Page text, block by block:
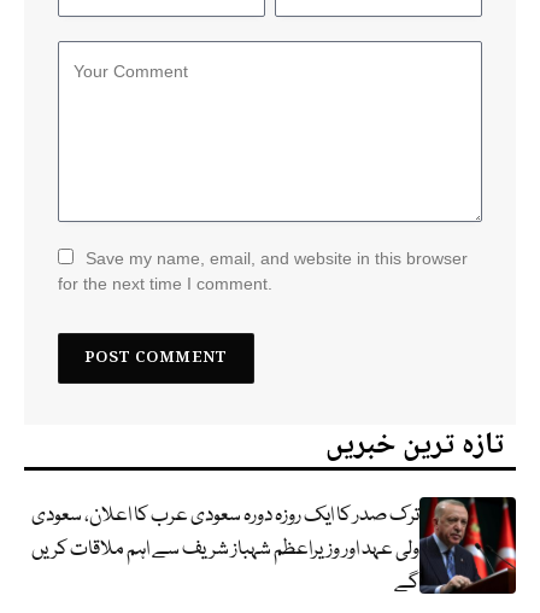
Save my name, email, and website in this browser
for the next time I comment.
تازہ ترین خبریں
ترک صدر کا ایک روزہ دورہ سعودی عرب کا اعلان، سعودی
ولی عہد اور وزیراعظم شہباز شریف سے اہم ملاقات کریں
گے